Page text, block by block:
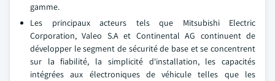
gamme.
Les principaux acteurs tels que Mitsubishi Electric
Corporation, Valeo S.A et Continental AG continuent de
développer le segment de sécurité de base et se concentrent
sur la fiabilité, la simplicité d'installation, les capacités
intégrées aux électroniques de véhicule telles que les